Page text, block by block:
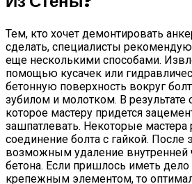
Тем, кто хочет демонтировать
сделать, специалисты
еще несколькими способами.
помощью кусачек или
бетонную поверхность вокруг
зубилом и молотком. В результате
которое мастеру придется
зашпатлевать. Некоторые
соединение болта с гайкой. После
возможным удаление внутренней
бетона. Если пришлось иметь
крепежным элементом, то